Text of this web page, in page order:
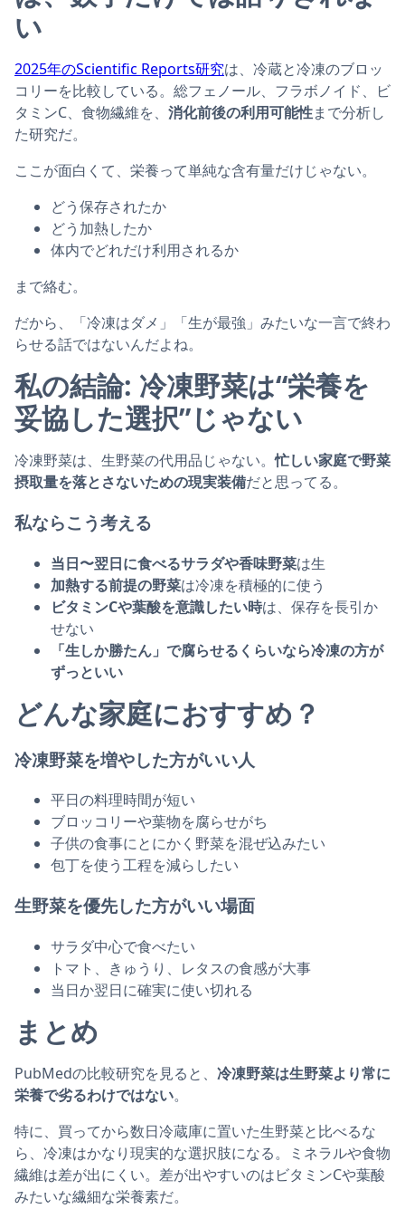
い
2025年のScientific Reports研究は、冷蔵と冷凍のブロッ
コリーを比較している。総フェノール、フラボノイド、ビ
タミンC、食物繊維を、 消化前後の利用可能性まで分析し
た研究だ。
ここが面白くて、栄養って単純な含有量だけじゃない。
どう保存されたか
どう加熱したか
体内でどれだけ利用されるか
まで絡む。
だから、「冷凍はダメ」「生が最強」みたいな一言で終わ
らせる話ではないんだよね。
私の結論: 冷凍野菜は“栄養を
妥協した選択”じゃない
冷凍野菜は、生野菜の代用品じゃない。忙しい家庭で野菜
摂取量を落とさないための現実装備だと思ってる。
私ならこう考える
当日〜翌日に食べるサラダや香味野菜は生
加熱する前提の野菜は冷凍を積極的に使う
ビタミンCや葉酸を意識したい時は、保存を長引か
せない
「生しか勝たん」で腐らせるくらいなら冷凍の方が
ずっといい
どんな家庭におすすめ？
冷凍野菜を増やした方がいい人
平日の料理時間が短い
ブロッコリーや葉物を腐らせがち
子供の食事にとにかく野菜を混ぜ込みたい
包丁を使う工程を減らしたい
生野菜を優先した方がいい場面
サラダ中心で食べたい
トマト、きゅうり、レタスの食感が大事
当日か翌日に確実に使い切れる
まとめ
PubMedの比較研究を見ると、 冷凍野菜は生野菜より常に
栄養で劣るわけではない。
特に、買ってから数日冷蔵庫に置いた生野菜と比べるな
ら、冷凍はかなり現実的な選択肢になる。ミネラルや食物
繊維は差が出にくい。差が出やすいのはビタミンCや葉酸
みたいな繊細な栄養素だ。